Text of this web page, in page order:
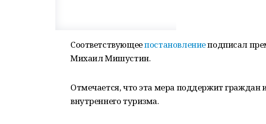
Соответствующеепостановлениеподписал
Михаил Мишустин.
Отмечается, что эта мера поддержит граждан
внутреннего туризма.